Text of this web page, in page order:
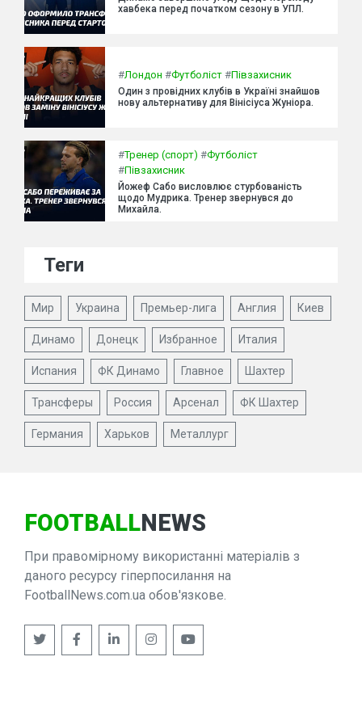
хавбека перед початком сезону в УПЛ.
#Лондон #Футболіст #Півзахисник
Один з провідних клубів в Україні знайшов
нову альтернативу для Вінісіуса Жуніора.
#Тренер (спорт) #Футболіст
#Півзахисник
Йожеф Сабо висловлює стурбованість
щодо Мудрика. Тренер звернувся до
Михайла.
Теги
Мир Украина Премьер-лига Англия Киев
Динамо Донецк Избранное Италия
Испания ФК Динамо Главное Шахтер
Трансферы Россия Арсенал ФК Шахтер
Германия Харьков Металлург
FOOTBALLNEWS
При правомірному використанні матеріалів з
даного ресурсу гіперпосилання на
FootballNews.com.ua обов'язкове.